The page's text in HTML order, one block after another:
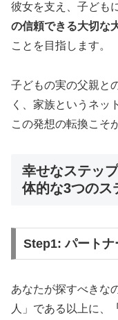
💡 サブスク婚
📱
オンライ
👥
IBJ加盟・
⚡
入会から
お試し感覚で始
談から手続きま
サ
彼女を支え、子ども
の信頼できる大切な
ことを目指します。
子どもの実の父親と
く、家族というネッ
この発想の転換こそ
幸せなステッ
体的な3つのス
Step1: パートナ
あなたが探すべきな
人」である以上に、